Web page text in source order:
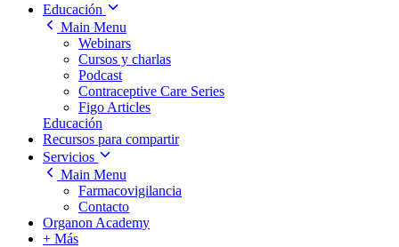
Educación
Main Menu
Webinars
Cursos y charlas
Podcast
Contraceptive Care Series
Figo Articles
Educación
Recursos para compartir
Servicios
Main Menu
Farmacovigilancia
Contacto
Organon Academy
+ Más